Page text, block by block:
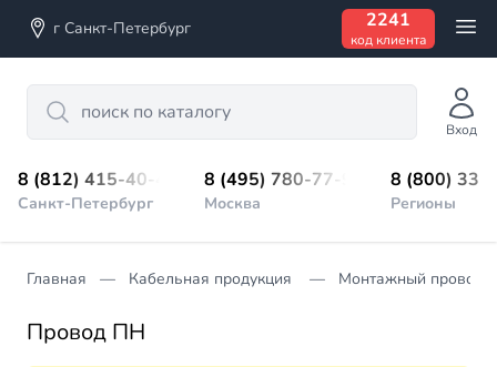
г Санкт-Петербург 2241
код клиента
Search
Вход
8 (812) 415-40-45
Санкт-Петербург
8 (495) 780-77-98
Москва
8 (800)
Регионы
Главная Кабельная продукция Монтажный провод
Провод ПН